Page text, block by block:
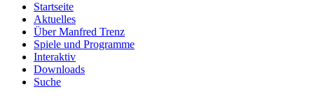
Startseite
Aktuelles
Über Manfred Trenz
Spiele und Programme
Interaktiv
Downloads
Suche